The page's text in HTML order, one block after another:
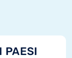
PAESI